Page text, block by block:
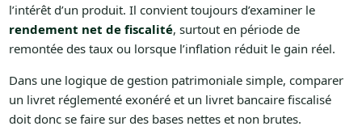
l’intérêt d’un produit. Il convient toujours d’examiner le
rendement net de fiscalité, surtout en période de
remontée des taux ou lorsque l’inflation réduit le gain réel.
Dans une logique de gestion patrimoniale simple, comparer
un livret réglementé exonéré et un livret bancaire fiscalisé
doit donc se faire sur des bases nettes et non brutes.